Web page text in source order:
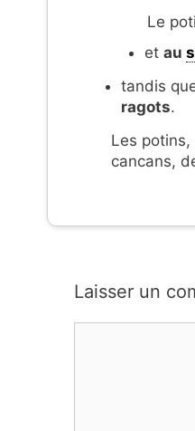
Le
et au
tandis
ragots.
Les
cancans,
Laisser un